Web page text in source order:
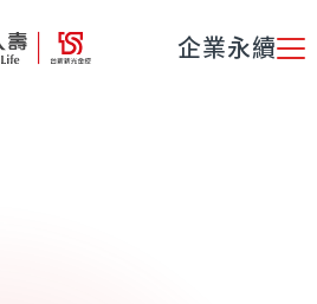
企業永續